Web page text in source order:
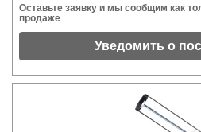
Оставьте заявку и мы сообщим как
продаже
Уведомить о